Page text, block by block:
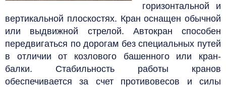
горизонтальной и
вертикальной плоскостях. Кран оснащен обычной
или выдвижной стрелой. Автокран способен
передвигаться по дорогам без специальных путей
в отличии от козлового башенного или кран-
балки. Стабильность работы кранов
обеспечивается за счет противовесов и силы